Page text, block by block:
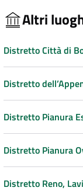
Altri
Distretto Città di
Distretto
Distretto Pianura
Distretto Pianura
Distretto Reno,